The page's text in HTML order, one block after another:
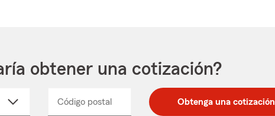
obtener una cotización?
Código postal
_____ Obtenga una cotización